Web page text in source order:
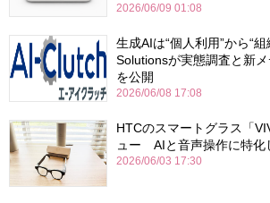
2026/06/09 01:08
生成AIは“個人利用”から“
Solutionsが実態調査と新メ
を公開
2026/06/08 17:08
HTCのスマートグラス「
ュー AIと音声操作に特化
2026/06/03 17:30